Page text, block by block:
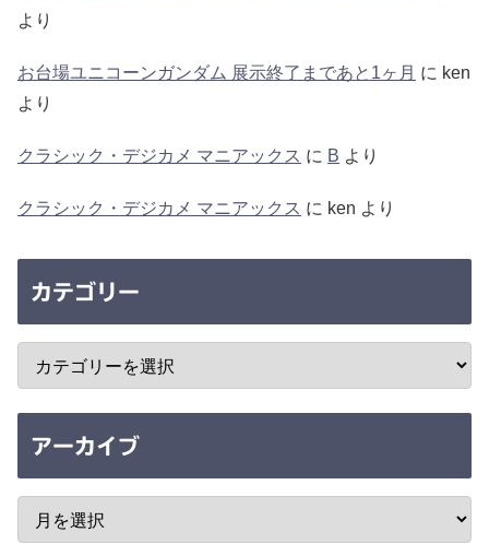
より
お台場ユニコーンガンダム 展示終了まであと1ヶ月 に ken
より
クラシック・デジカメ マニアックス に B より
クラシック・デジカメ マニアックス に ken より
カテゴリー
アーカイブ